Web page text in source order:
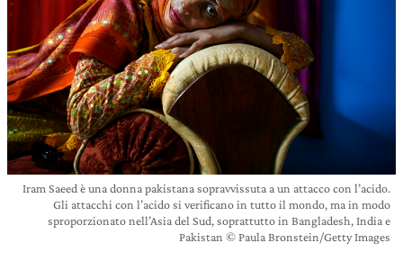
Iram Saeed è una donna pakistana sopravvissuta a un attacco con l’acido.
Gli attacchi con l’acido si verificano in tutto il mondo, ma in modo
sproporzionato nell’Asia del Sud, soprattutto in Bangladesh, India e
Pakistan © Paula Bronstein/Getty Images